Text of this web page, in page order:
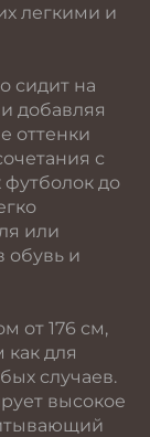
легкими и
сидит на
добавляя
оттенки
с
до
или
обувь и
от 176 см,
как для
случаев.
высокое